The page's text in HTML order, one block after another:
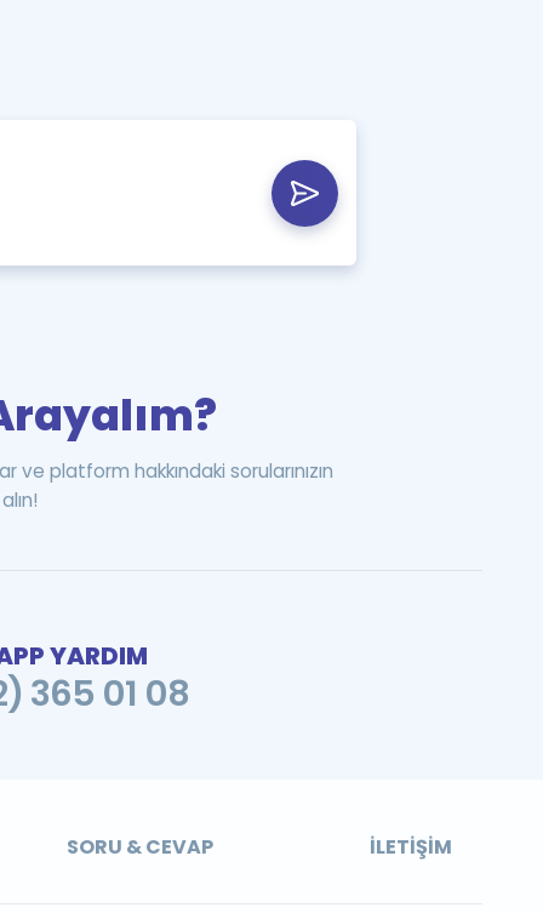
ve platform hakkındaki sorularınızın
YARDIM
365 01 08
SORU & CEVAP İLETIŞIM